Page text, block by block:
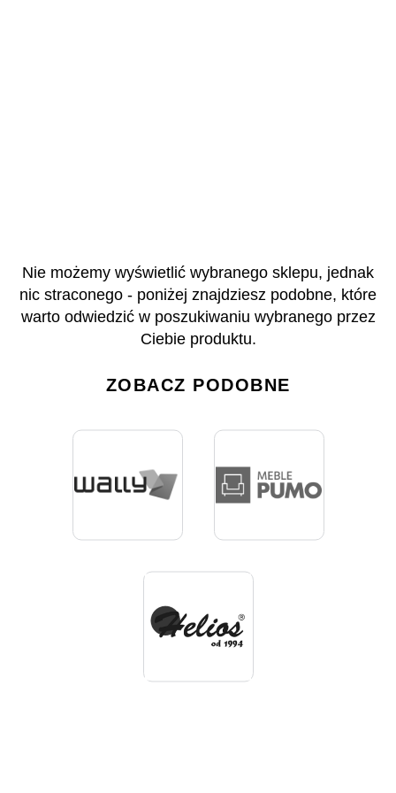
Nie możemy wyświetlić wybranego sklepu, jednak
nic straconego - poniżej znajdziesz podobne, które
warto odwiedzić w poszukiwaniu wybranego przez
Ciebie produktu.
ZOBACZ PODOBNE